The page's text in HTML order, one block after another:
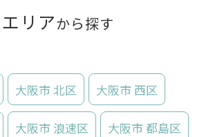
エリアから探す
大阪市 北区 大阪市 西区
大阪市 浪速区 大阪市 都島区